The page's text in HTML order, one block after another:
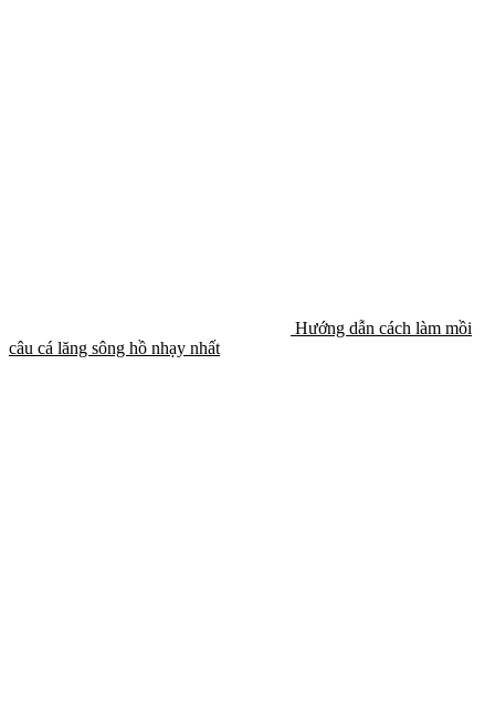
Hướng dẫn cách làm mồi
câu cá lăng sông hồ nhạy nhất